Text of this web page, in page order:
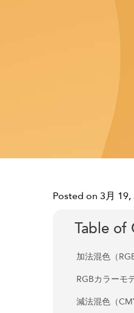
Posted on 3月 19,
Table of
加法混色（
RGBカラーモ
減法混色（